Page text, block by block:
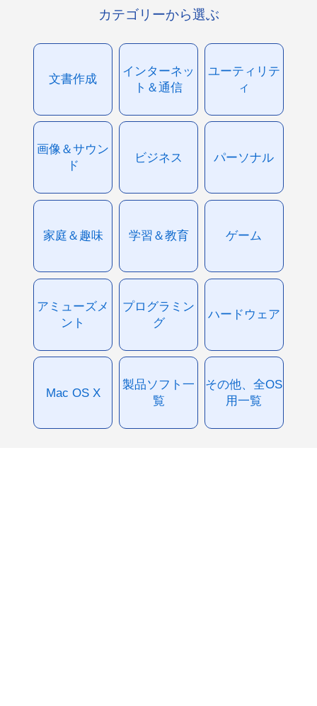
カテゴリーから選ぶ
文書作成
インターネッ
ト＆通信
ユーティリテ
ィ
画像＆サウン
ド
ビジネス パーソナル
家庭＆趣味 学習＆教育 ゲーム
アミューズメ
ント
プログラミン
グ
ハードウェア
Mac OS X
製品ソフト一
覧
その他、全OS
用一覧